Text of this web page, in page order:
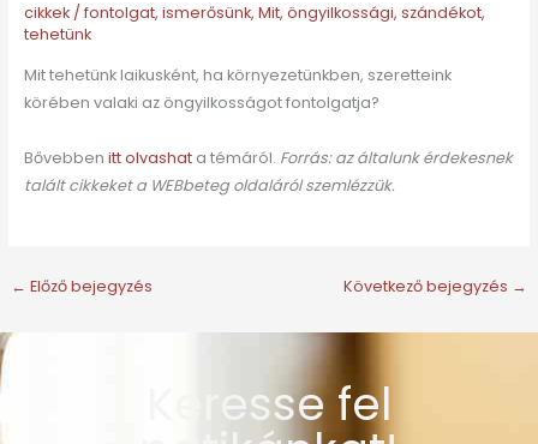
cikkek/ fontolgat, ismerősünk, Mit, öngyilkossági, szándékot,
tehetünk
Mit tehetünk laikusként, ha környezetünkben, szeretteink
körében valaki az öngyilkosságot fontolgatja?
Bővebben itt olvashat a témáról. Forrás: az általunk érdekesnek
talált cikkeket a WEBbeteg oldaláról szemlézzük.
← Előző bejegyzés Következő bejegyzés →
Keresse fel